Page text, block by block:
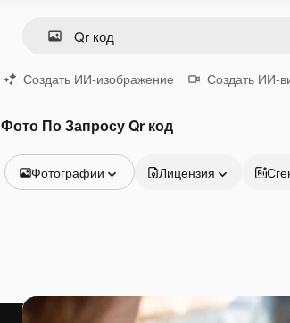
Создать ИИ-изображение Создать ИИ-
Фото По Запросу Qr код
Фотографии
Видео
Лицензия